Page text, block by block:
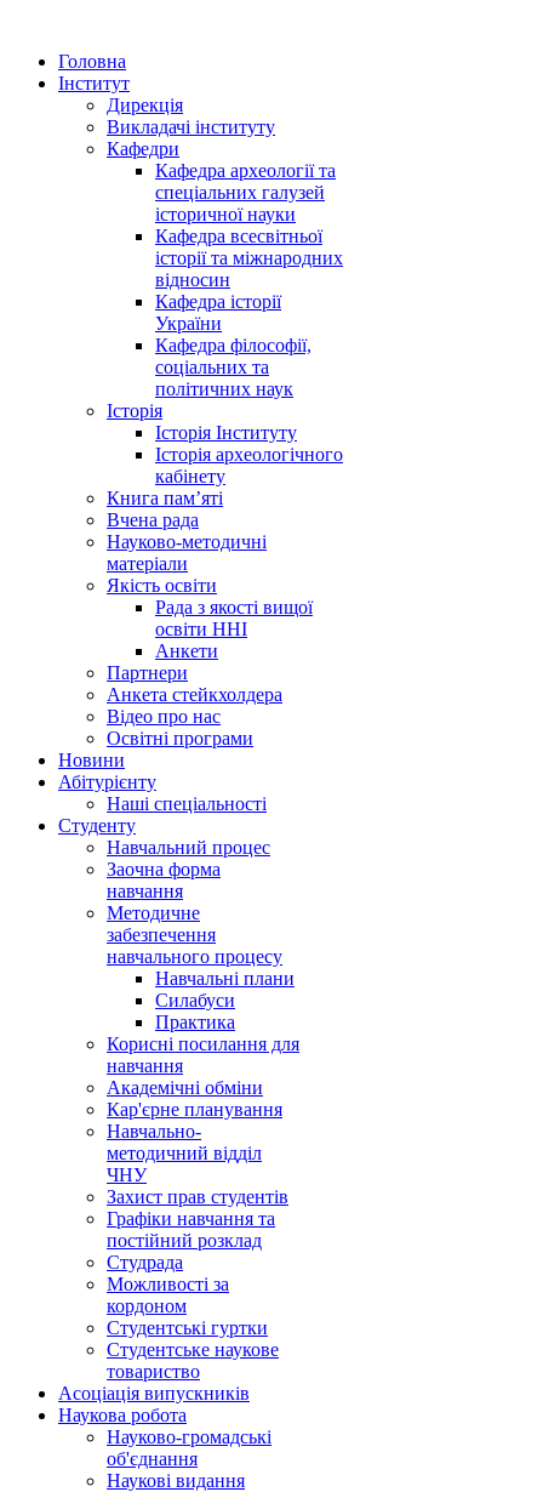
Головна
Інститут
Дирекція
Викладачі інституту
Кафедри
Кафедра археології та
спеціальних галузей
історичної науки
Кафедра всесвітньої
історії та міжнародних
відносин
Кафедра історії
України
Кафедра філософії,
соціальних та
політичних наук
Історія
Історія Інституту
Історія археологічного
кабінету
Книга памʼяті
Вчена рада
Науково-методичні
матеріали
Якість освіти
Рада з якості вищої
освіти ННІ
Анкети
Партнери
Анкета стейкхолдера
Відео про нас
Освітні програми
Hовини
Абітурієнту
Наші спеціальності
Студенту
Навчальний процес
Заочна форма
навчання
Методичне
забезпечення
навчального процесу
Навчальні плани
Силабуси
Практика
Корисні посилання для
навчання
Академічні обміни
Кар'єрне планування
Навчально-
методичний відділ
ЧНУ
Захист прав студентів
Графіки навчання та
постійний розклад
Студрада
Можливості за
кордоном
Студентські гуртки
Студентське наукове
товариство
Асоціація випускників
Наукова робота
Науково-громадські
об'єднання
Наукові видання